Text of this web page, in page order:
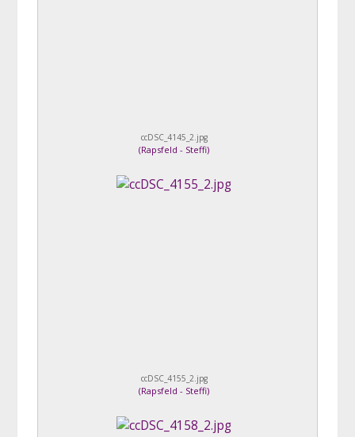
ccDSC_4145_2.jpg
(Rapsfeld - Steffi)
ccDSC_4155_2.jpg
(Rapsfeld - Steffi)